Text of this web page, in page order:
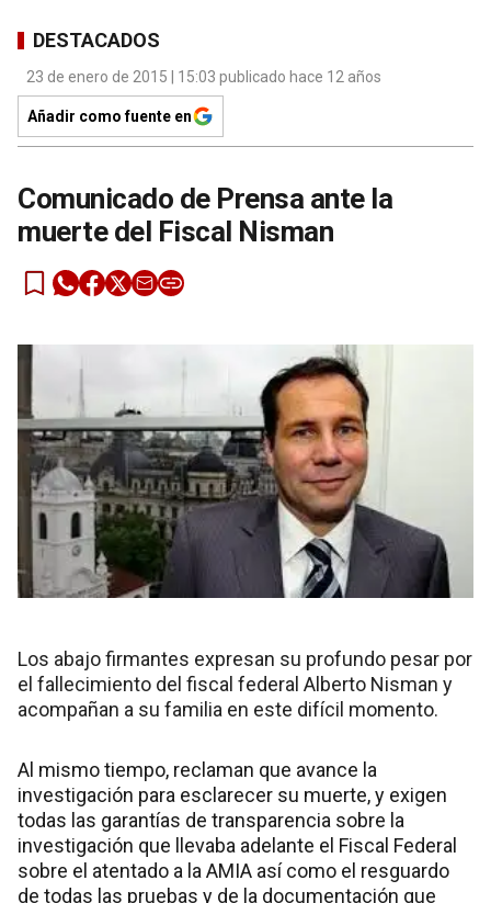
DESTACADOS
23 de enero de 2015 | 15:03 publicado hace 12 años
Añadir como fuente en
Comunicado de Prensa ante la
muerte del Fiscal Nisman
Los abajo firmantes expresan su profundo pesar por
el fallecimiento del fiscal federal Alberto Nisman y
acompañan a su familia en este difícil momento.
Al mismo tiempo, reclaman que avance la
investigación para esclarecer su muerte, y exigen
todas las garantías de transparencia sobre la
investigación que llevaba adelante el Fiscal Federal
sobre el atentado a la AMIA así como el resguardo
de todas las pruebas y de la documentación que